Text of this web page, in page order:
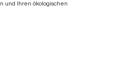
und Ihren ökologischen